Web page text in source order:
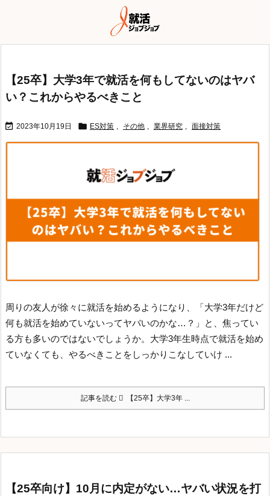
【25卒】大学3年で就活を何もしてないのはヤバ
い？これからやるべきこと
 2023年10月19日  ES対策 , その他 , 業界研究 , 面接対策
周りの友人が徐々に就活を始めるようになり、「大学3年だけど
何も就活を始めていないってヤバいのかな…？」と、焦ってい
る方も多いのではないでしょうか。 大学3年生時点で就活を始め
ていなくても、やるべきことをしっかりこなしていけ ...
記事を読む 【25卒】大学3年 ...
【25卒向け】10月に内定がない…ヤバい状況を打